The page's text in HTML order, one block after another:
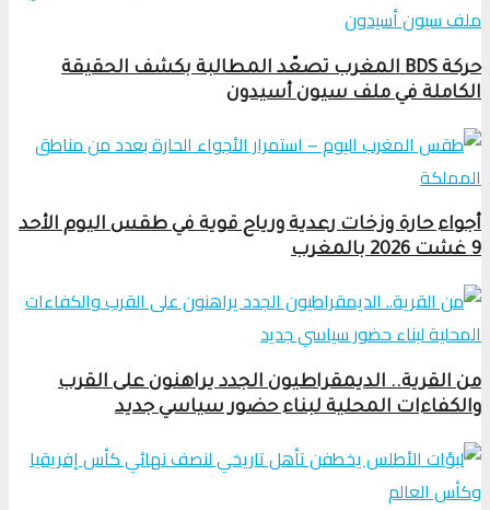
حركة BDS المغرب تصعّد المطالبة بكشف الحقيقة
الكاملة في ملف سيون أسيدون
أجواء حارة وزخات رعدية ورياح قوية في طقس اليوم الأحد
9 غشت 2026 بالمغرب
من القرية.. الديمقراطيون الجدد يراهنون على القرب
والكفاءات المحلية لبناء حضور سياسي جديد